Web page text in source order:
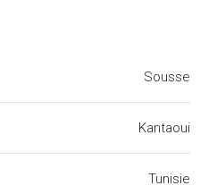
Sousse
Kantaoui
Tunisie